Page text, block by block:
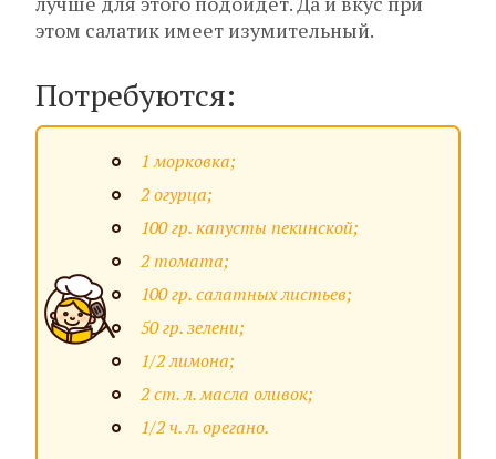
этом салатик имеет изумительный.
Потребуются:
1 морковка;
2 огурца;
100 гр. капусты пекинской;
2 томата;
100 гр. салатных листьев;
50 гр. зелени;
1/2 лимона;
2 ст. л. масла оливок;
1/2 ч. л. орегано.